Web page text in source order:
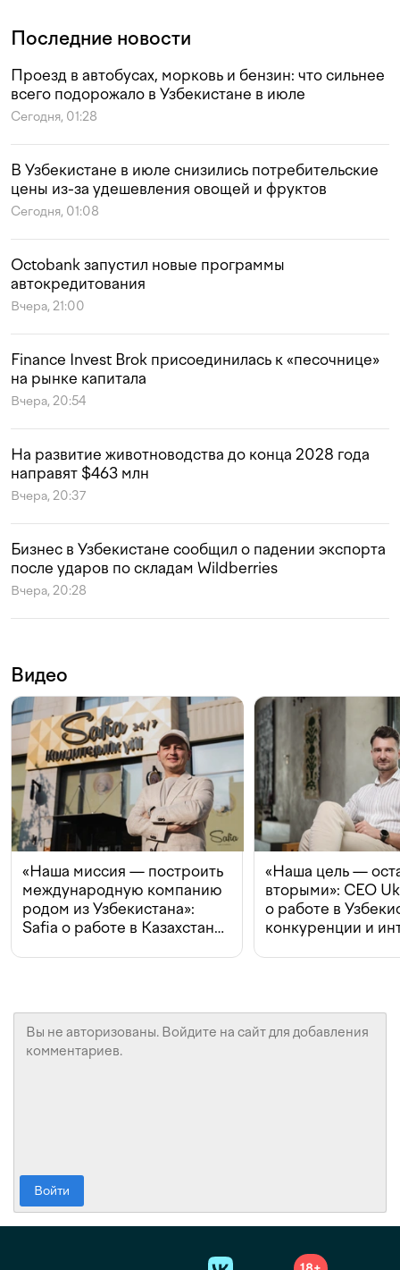
Последние новости
Проезд в автобусах, морковь и бензин: что сильнее
всего подорожало в Узбекистане в июле
Сегодня, 01:28
В Узбекистане в июле снизились потребительские
цены из-за удешевления овощей и фруктов
Сегодня, 01:08
Octobank запустил новые программы
автокредитования
Вчера, 21:00
Finance Invest Brok присоединилась к «песочнице»
на рынке капитала
Вчера, 20:54
На развитие животноводства до конца 2028 года
направят $463 млн
Вчера, 20:37
Бизнес в Узбекистане сообщил о падении экспорта
после ударов по складам Wildberries
Вчера, 20:28
Видео
«Наша миссия — построить
международную компанию
родом из Узбекистана»:
Safia о работе в Казахстане,
«Наша цель —
вторыми»: CEO
о работе в
конкуренции и
Войти